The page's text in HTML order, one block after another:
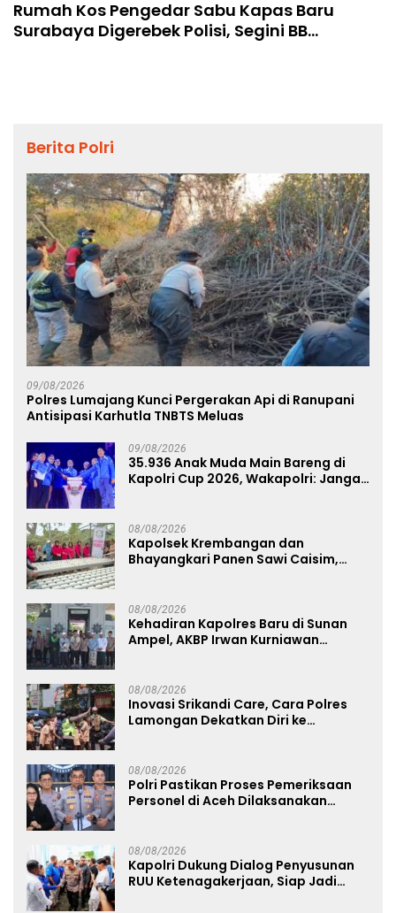
Rumah Kos Pengedar Sabu Kapas Baru
Surabaya Digerebek Polisi, Segini BB
Berita Polri
09/08/2026
Polres Lumajang Kunci Pergerakan Api di Ranupani
Antisipasi Karhutla TNBTS Meluas
09/08/2026
35.936 Anak Muda Main Bareng di
Kapolri Cup 2026, Wakapolri: Jangan
08/08/2026
Kapolsek Krembangan dan
Bhayangkari Panen Sawi Caisim,
08/08/2026
Kehadiran Kapolres Baru di Sunan
Ampel, AKBP Irwan Kurniawan
08/08/2026
Inovasi Srikandi Care, Cara Polres
Lamongan Dekatkan Diri ke
08/08/2026
Polri Pastikan Proses Pemeriksaan
Personel di Aceh Dilaksanakan
08/08/2026
Kapolri Dukung Dialog Penyusunan
RUU Ketenagakerjaan, Siap Jadi